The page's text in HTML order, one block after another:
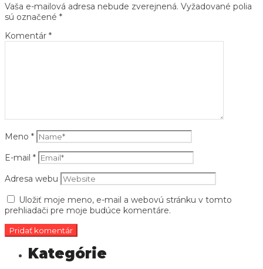
Vaša e-mailová adresa nebude zverejnená. Vyžadované polia
sú označené *
Komentár *
Meno *
E-mail *
Adresa webu
Uložiť moje meno, e-mail a webovú stránku v tomto
prehliadači pre moje budúce komentáre.